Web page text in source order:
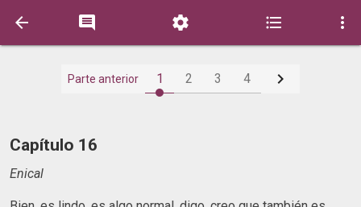
    
Parte anterior 1 2 3 4 
Capítulo 16
Enical